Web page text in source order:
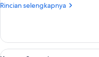
Rincian selengkapnya
Rincian
Kamar
Premium
Lihat